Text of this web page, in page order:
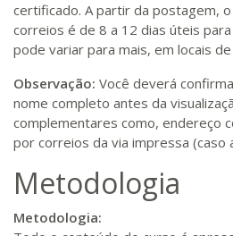
certificado. A partir da postagem,
correios é de 8 a 12 dias úteis
pode variar para mais, em locais
Observação: Você deverá
nome completo antes da
complementares como, endereço
por correios da via impressa (caso
Metodologia
Metodologia: